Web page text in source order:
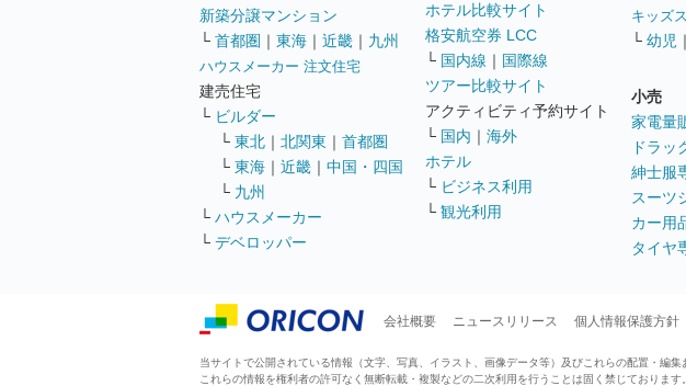
新築分譲マンション
└ 首都圏 ｜ 東海 ｜ 近畿 ｜ 九州
ハウスメーカー 注文住宅
建売住宅
└ ビルダー
└ 東北 ｜ 北関東 ｜ 首都圏
└ 東海 ｜ 近畿 ｜ 中国・四国
└ 九州
└ ハウスメーカー
└ デベロッパー
ホテル比較サイト
格安航空券 LCC
└ 国内線 ｜ 国際線
ツアー比較サイト
アクティビティ予約サイト
└ 国内 ｜ 海外
ホテル
└ ビジネス利用
└ 観光利用
キッズ
└ 幼児 ｜
小売
家電量
ドラッ
紳士服
スーツ
カー用
タイヤ
会社概要 ニュースリリース 個人情報保護方針
当サイトで公開されている情報（文字、写真、イラスト、画像データ等）及びこれらの配置・編
これらの情報を権利者の許可なく無断転載・複製などの二次利用を行うことは固く禁じております。